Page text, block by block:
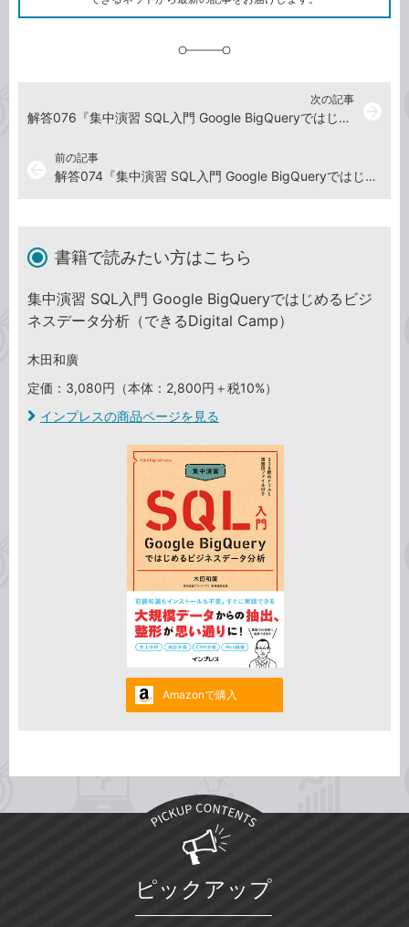
前の記事
解答074『集中演習 SQL入門 Google BigQueryではじめるビジネスデータ分析』演習ドリル
次の記事
解答076『集中演習 SQL入門 Google BigQueryではじめるビジネスデータ分析』演習ドリル
書籍で読みたい方はこちら
集中演習 SQL入門 Google BigQueryではじめるビジ
ネスデータ分析（できるDigital Camp）
木田和廣
定価：3,080円（本体：2,800円＋税10%）
インプレスの商品ページを見る
Amazonで購入
ピックアップ